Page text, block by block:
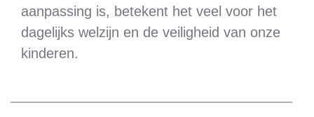
aanpassing is, betekent het veel voor het
dagelijks welzijn en de veiligheid van onze
kinderen.